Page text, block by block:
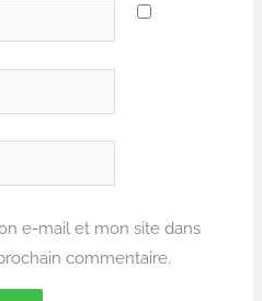
e-mail et mon site dans
commentaire.